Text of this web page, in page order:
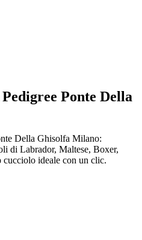
Ponte Della
Della Ghisolfa Milano:
di Labrador, Maltese, Boxer,
cucciolo ideale con un clic.